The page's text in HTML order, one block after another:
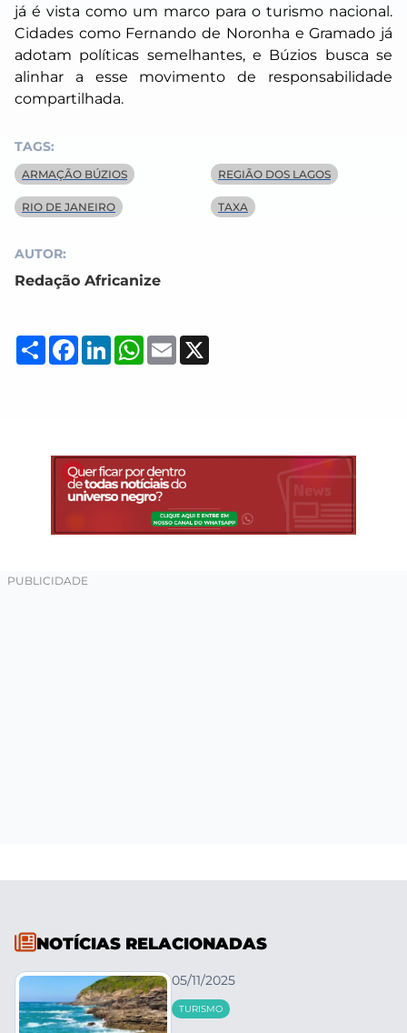
já é vista como um marco para o turismo nacional.
Cidades como Fernando de Noronha e Gramado já
adotam políticas semelhantes, e Búzios busca se
alinhar a esse movimento de responsabilidade
compartilhada.
TAGS:
ARMAÇÃO BÚZIOS REGIÃO DOS LAGOS
RIO DE JANEIRO TAXA
AUTOR:
Redação Africanize
Compartilhar
Facebook
LinkedInWhatsApp
Email
NOTÍCIAS RELACIONADAS
05/11/2025
TURISMO